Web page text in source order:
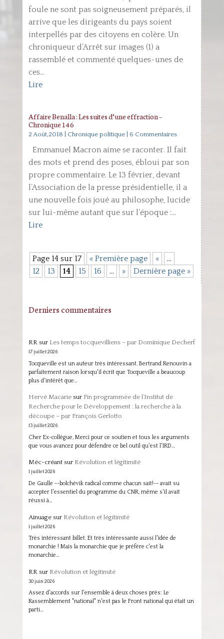
foule ne sont pas soigneusement préparés, il
arrive que les dirigeants du pays soient
interpellés par des citoyens en colère. Un
chroniqueur d’Arrêt sur images (1) a
rassemblé et commenté quelques-unes de
ces...
Lire
Affaire Benalla : Les suites d’une effraction –
Chronique 146
2 Août,2018 Chronique politique| 6 Commentaires
Emmanuel Macron aime se raconter. Il fait
des mots et prend des poses, ébloui par son
propre commentaire. Le 13 février, devant
l’Association de la presse présidentielle, il a
une nouvelle fois joué au philosophe, lucide
sur lui-même autant que sur l’époque :...
Lire
Page 14 sur 17 « Première page «
…
12
13 14 15 16 … » Dernière page »
Derniers commentaires
RRsur Les temps tocquevilliens – par Dominique Decherf
17 juillet 2026
Tocqueville est un auteur très intéressant. Bertrand Renouvin a
parfaitement raison lorsqu'il écrit que Tocqueville a beaucoup
plus d'intérêt que…
Hervé Macariesur Fin programmée de l’Institut de
Recherche pour le Développement : la recherche à la
découpe – par François Gerlotto
13 juillet 2026
Cher Ex-collègue, Merci pour ce soutien et tous les arguments
que vous avancez pour défendre ce bel outil qu'est l'IRD…
Méc-créantsur Révolution et légitimité
1 juillet 2026
De Gaulle --bolchévik radical comme chacun sait!-- avait su
accepter l'essentiel du programme du CNR, même s'il avait
réussi à…
Ainuagesur Révolution et légitimité
1 juillet 2026
Très intéressant billet. Et très intéressante aussi l'idée de
monarchie ! Mais la monarchie que je préfère c'est la
monarchie…
RR sur Révolution et légitimité
30 juin 2026
Assez d'accords sur l'ensemble à deux choses près: Le
Rassemblement "national" n'est pas le Front national qui était un
parti…